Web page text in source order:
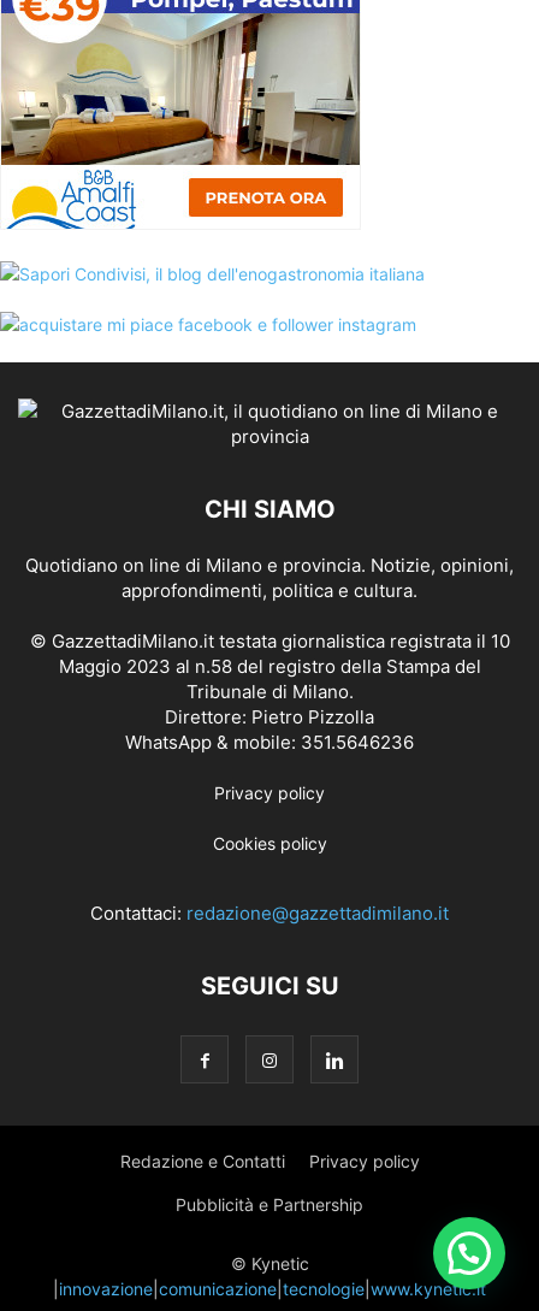
CHI SIAMO
Quotidiano on line di Milano e provincia. Notizie, opinioni,
approfondimenti, politica e cultura.
© GazzettadiMilano.it testata giornalistica registrata il 10
Maggio 2023 al n.58 del registro della Stampa del
Tribunale di Milano.
Direttore: Pietro Pizzolla
WhatsApp & mobile: 351.5646236
Privacy policy
Cookies policy
Contattaci: redazione@gazzettadimilano.it
SEGUICI SU
Redazione e Contatti Privacy policy
Pubblicità e Partnership
© Kynetic
innovazione comunicazione tecnologie www.kynetic.it